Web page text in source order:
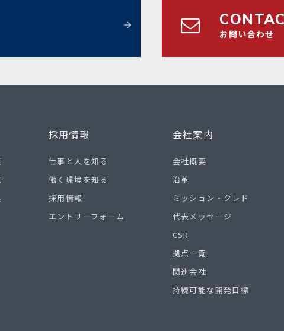
お問い合わせ
採用情報
仕事と人を知る
働く環境を知る
採用情報
エントリーフォーム
会社案内
会社概要
沿革
ミッション・クレド
代表メッセージ
CSR
拠点一覧
関連会社
持続可能な開発目標